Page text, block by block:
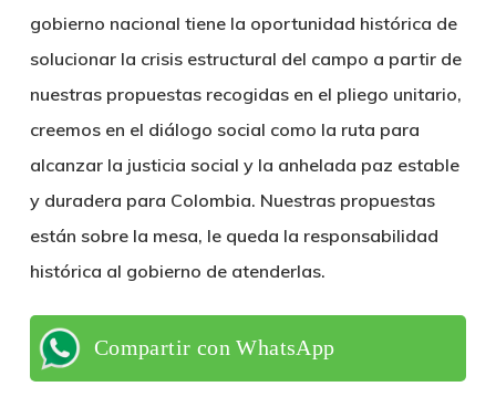
gobierno nacional tiene la oportunidad histórica de
solucionar la crisis estructural del campo a partir de
nuestras propuestas recogidas en el pliego unitario,
creemos en el diálogo social como la ruta para
alcanzar la justicia social y la anhelada paz estable
y duradera para Colombia. Nuestras propuestas
están sobre la mesa, le queda la responsabilidad
histórica al gobierno de atenderlas.
Compartir con WhatsApp